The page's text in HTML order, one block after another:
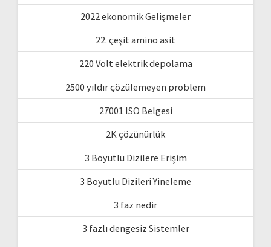
2022 ekonomik Gelişmeler
22. çeşit amino asit
220 Volt elektrik depolama
2500 yıldır çözülemeyen problem
27001 ISO Belgesi
2K çözünürlük
3 Boyutlu Dizilere Erişim
3 Boyutlu Dizileri Yineleme
3 faz nedir
3 fazlı dengesiz Sistemler